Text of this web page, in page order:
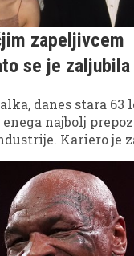
zapeljivcem
se je
danes stara 63
najbolj
Kariero je
postala ena
močno vplivalo tudi